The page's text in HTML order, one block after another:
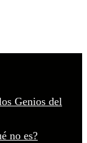
Genios del
no es?